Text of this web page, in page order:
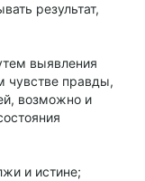
результат,
выявления
чувстве правды,
возможно и
и истине;